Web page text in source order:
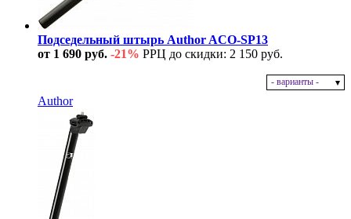
Подседельный штырь Author ACO-SP13
от 1 690 руб. -21% РРЦ до скидки: 2 150 руб.
- варианты -
Author